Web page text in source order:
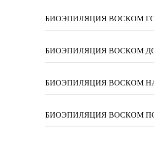
БИОЭПИЛЯЦИЯ ВОСКОМ
БИОЭПИЛЯЦИЯ ВОСКОМ
БИОЭПИЛЯЦИЯ ВОСКОМ
БИОЭПИЛЯЦИЯ ВОСКОМ